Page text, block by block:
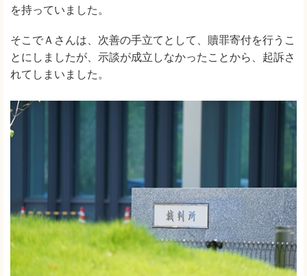
を持っていました。
そこでＡさんは、次善の手立てとして、贖罪寄付を行うこ
とにしましたが、示談が成立しなかったことから、起訴さ
れてしまいました。